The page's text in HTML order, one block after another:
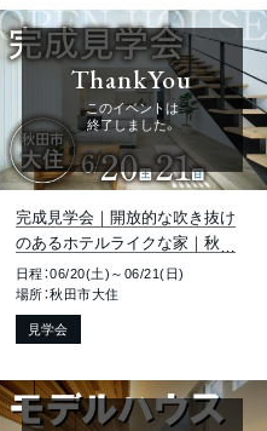
ThankYou
このイベントは
終了しました。
完成見学会｜開放的な吹き抜け
のあるホテルライクな家｜秋田
市大住
日程：06/20(土)～06/21(日)
場所：秋田市大住
見学会